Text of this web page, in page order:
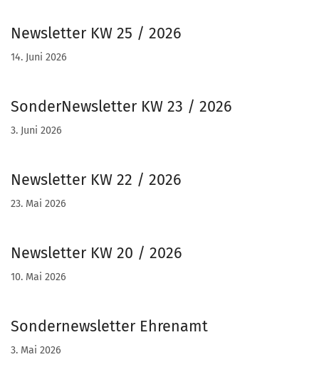
Newsletter KW 25 / 2026
14. Juni 2026
SonderNewsletter KW 23 / 2026
3. Juni 2026
Newsletter KW 22 / 2026
23. Mai 2026
Newsletter KW 20 / 2026
10. Mai 2026
Sondernewsletter Ehrenamt
3. Mai 2026